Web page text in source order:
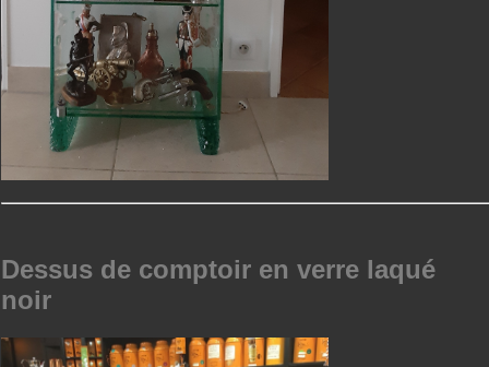
Dessus de comptoir en verre laqué
noir